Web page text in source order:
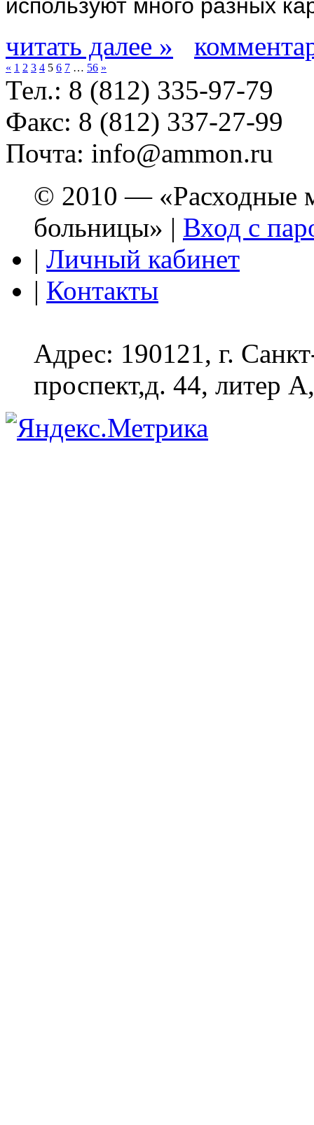
используют много разных
читать далее »
« 1 2 3 4 5 6 7 … 56 »
Тел.: 8 (812) 335-97-79
Факс: 8 (812) 337-27-99
Почта: info@ammon.ru
© 2010 — «Расходные
больницы» | Вход с
| Личный кабинет
| Контакты
Адрес: 190121, г.
проспект,д. 44, литер